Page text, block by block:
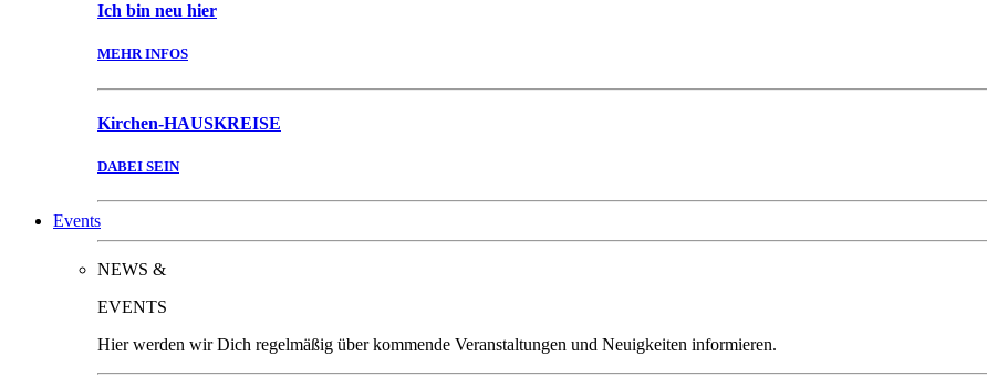
Ich bin neu hier
MEHR INFOS
Kirchen-HAUSKREISE
DABEI SEIN
Events
NEWS &
EVENTS
Hier werden wir Dich regelmäßig über kommende Veranstaltungen und Neuigkeiten informieren.